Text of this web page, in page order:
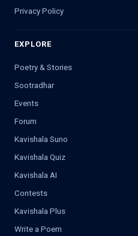
Privacy Policy
EXPLORE
Poetry & Stories
Sootradhar
Events
Forum
Kavishala Suno
Kavishala Quiz
Kavishala AI
Contests
Kavishala Plus
Write a Poem